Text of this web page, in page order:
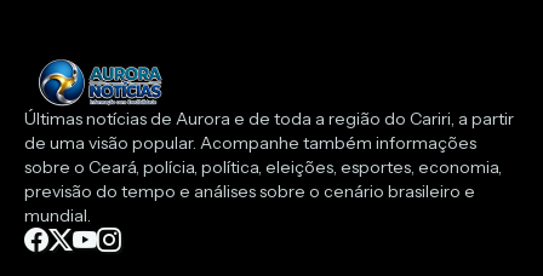
Últimas notícias de Aurora e de toda a região do Cariri, a partir
de uma visão popular. Acompanhe também informações
sobre o Ceará, polícia, política, eleições, esportes, economia,
previsão do tempo e análises sobre o cenário brasileiro e
mundial.